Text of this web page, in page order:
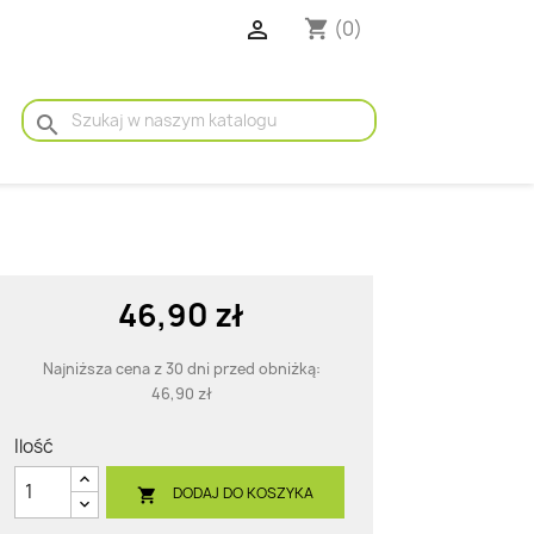
 shopping_cart (0)
search
46,90 zł
Najniższa cena z 30 dni przed obniżką:
46,90 zł
Ilość
 DODAJ DO KOSZYKA